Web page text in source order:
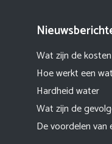
Wat zijn de
Hoe werkt een
Hardheid water
Wat zijn de
De voordelen